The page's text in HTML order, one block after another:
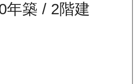
年築 / 2階建